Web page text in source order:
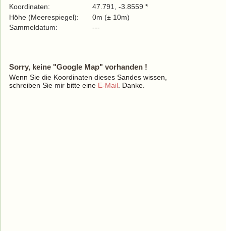
Koordinaten:
47.791, -3.8559 *
Höhe (Meerespiegel):
0m (± 10m)
Sammeldatum:
---
Sorry, keine "Google Map" vorhanden !
Wenn Sie die Koordinaten dieses Sandes wissen,
schreiben Sie mir bitte eine E-Mail . Danke.